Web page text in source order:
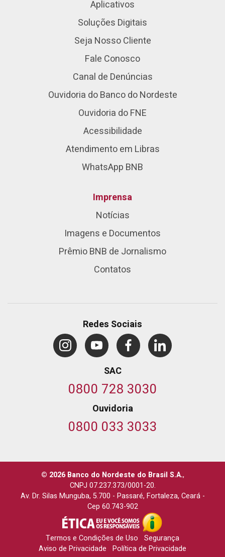
Aplicativos
Soluções Digitais
Seja Nosso Cliente
Fale Conosco
Canal de Denúncias
Ouvidoria do Banco do Nordeste
Ouvidoria do FNE
Acessibilidade
Atendimento em Libras
WhatsApp BNB
Imprensa
Notícias
Imagens e Documentos
Prêmio BNB de Jornalismo
Contatos
Redes Sociais
SAC
0800 728 3030
Ouvidoria
0800 033 3033
© 2026 Banco do Nordeste do Brasil S.A.,
CNPJ 07.237.373/0001-20.
Av. Dr. Silas Munguba, 5.700 - Passaré, Fortaleza, Ceará-
Cep 60.743-902
Termos e Condições de Uso
Segurança
Aviso de Privacidade
Política de Privacidade